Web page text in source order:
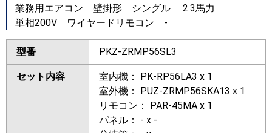
業務用エアコン 壁掛形 シングル 2.3馬力
単相200V ワイヤードリモコン -
型番 PKZ-ZRMP56SL3
セット内容
室内機： PK-RP56LA3 x 1
室外機： PUZ-ZRMP56SKA13 x 1
リモコン： PAR-45MA x 1
パネル： - x -